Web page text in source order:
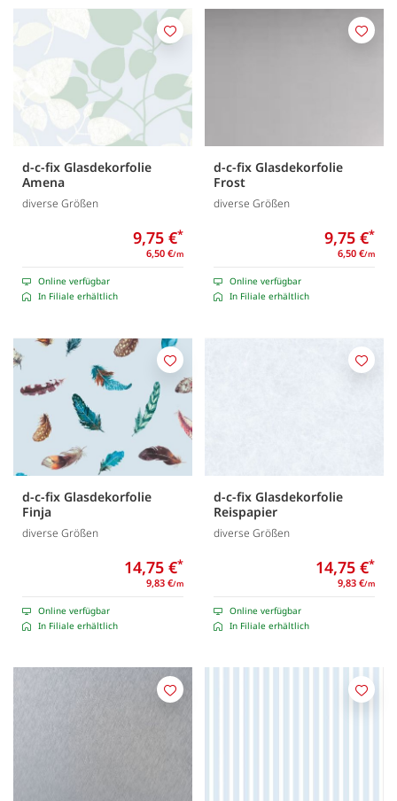
d-c-fix Glasdekorfolie
Amena
diverse Größen
9,75 €*
6,50 €/m
Online verfügbar
In Filiale erhältlich
Merken
d-c-fix Glasdekorfolie
Frost
diverse Größen
9,75 €*
6,50 €/m
Online verfügbar
In Filiale erhältlich
d-c-fix Glasdekorfolie
Finja
diverse Größen
14,75 €*
9,83 €/m
Online verfügbar
In Filiale erhältlich
Merken
d-c-fix Glasdekorfolie
Reispapier
diverse Größen
14,75 €*
9,83 €/m
Online verfügbar
In Filiale erhältlich
Merken